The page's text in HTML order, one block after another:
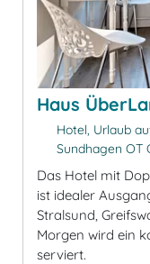
Haus
Hotel, Urlaub
Sundhagen OT
Das Hotel mit
ist idealer
Stralsund,
Morgen wird ein
serviert.